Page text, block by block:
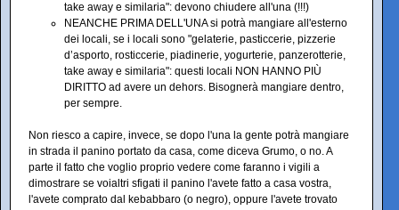
take away e similaria": devono chiudere all'una (!!!)
NEANCHE PRIMA DELL'UNA si potrà mangiare all'esterno
dei locali, se i locali sono "gelaterie, pasticcerie, pizzerie
d’asporto, rosticcerie, piadinerie, yogurterie, panzerotterie,
take away e similaria": questi locali NON HANNO PIÙ
DIRITTO ad avere un dehors. Bisognerà mangiare dentro,
per sempre.
Non riesco a capire, invece, se dopo l'una la gente potrà mangiare
in strada il panino portato da casa, come diceva Grumo, o no. A
parte il fatto che voglio proprio vedere come faranno i vigili a
dimostrare se voialtri sfigati il panino l'avete fatto a casa vostra,
l'avete comprato dal kebabbaro (o negro), oppure l'avete trovato